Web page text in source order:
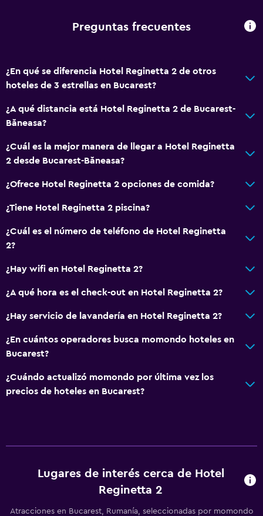
Estacionamiento y transporte
Accesibilidad y adecuación
Áreas designadas para fumadores
Secador de pelo
General
Espacio de almacenamiento
Salud y seguridad
Preguntas frecuentes
¿En qué se diferencia Hotel Reginetta 2 de otros
hoteles de 3 estrellas en Bucarest?
¿A qué distancia está Hotel Reginetta 2 de Bucarest-
Băneasa?
¿Cuál es la mejor manera de llegar a Hotel Reginetta
2 desde Bucarest-Băneasa?
¿Ofrece Hotel Reginetta 2 opciones de comida?
¿Tiene Hotel Reginetta 2 piscina?
¿Cuál es el número de teléfono de Hotel Reginetta
2?
¿Hay wifi en Hotel Reginetta 2?
¿A qué hora es el check-out en Hotel Reginetta 2?
¿Hay servicio de lavandería en Hotel Reginetta 2?
¿En cuántos operadores busca momondo hoteles en
Bucarest?
¿Cuándo actualizó momondo por última vez los
precios de hoteles en Bucarest?
Lugares de interés cerca de Hotel
Reginetta 2
Atracciones en Bucarest, Rumanía, seleccionadas por momondo